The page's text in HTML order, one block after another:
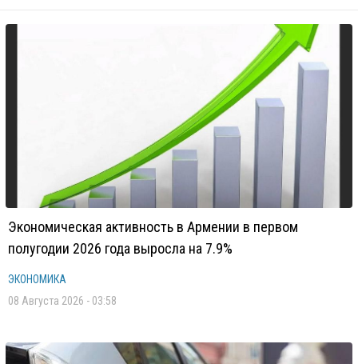
Экономическая активность в Армении в первом
полугодии 2026 года выросла на 7.9%
ЭКОНОМИКА
08 Августа 2026 - 03:58